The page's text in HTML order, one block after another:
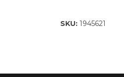
SKU: 1945621